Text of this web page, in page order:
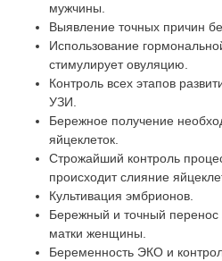
мужчины.
Выявление точных причин
Использование
стимулирует овуляцию.
Контроль всех этапов
УЗИ.
Бережное получение
яйцеклеток.
Строжайший контроль
происходит слияние
Культивация эмбрионов.
Бережный и точный перенос
матки женщины.
Беременность ЭКО и